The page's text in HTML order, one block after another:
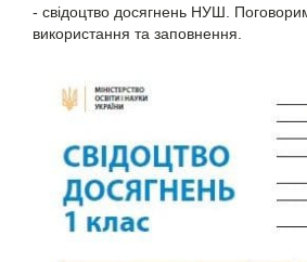
- свідоцтво досягнень НУШ.
використання та заповнення.